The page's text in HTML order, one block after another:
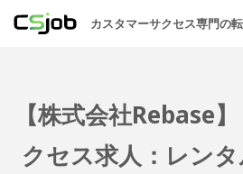
CSJOB
カスタマーサクセス専門の
【株式会社Rebase
クセス求人：レン